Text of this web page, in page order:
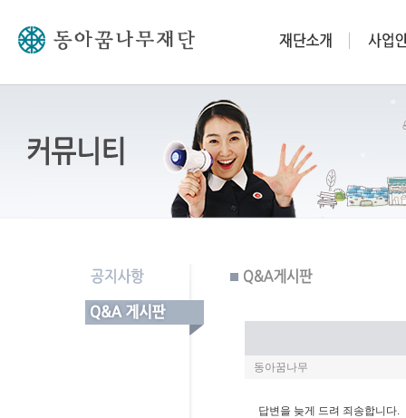
동아꿈나무
답변을 늦게 드려 죄송합니다.